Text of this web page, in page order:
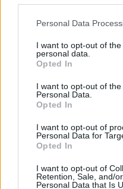
Personal Data
I want to opt-out of
personal data.
Opted In
I want to opt-out of
Personal Data.
Opted In
I want to opt-out of
Personal Data for
Opted In
I want to opt-out of
Retention, Sale, and/
Personal Data that Is
Savaitės vidurys
32 laipsnių šilumos
Žinios | Orai
V. Zalužno pasisakymą
Ukrainos politikoje: jis yra